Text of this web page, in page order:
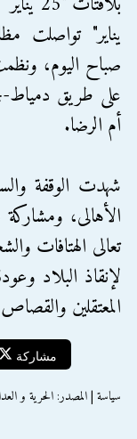
يناير" تواصلت
صباح اليوم،
على طريق دمياط-
أم الرضا.
شهدت الوقفة
الأهالى،
تعالى الهتافات
لإنقاذ البلاد
المعتقلين
مشاركة
سياسة | المصدر: الحرية و العدالة |